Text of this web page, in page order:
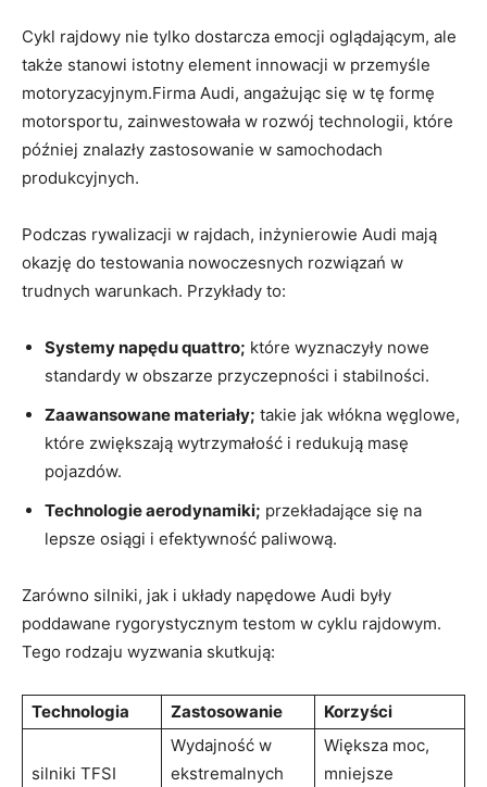
Cykl rajdowy nie tylko dostarcza emocji oglądającym, ale
także stanowi istotny element innowacji w przemyśle
motoryzacyjnym.Firma Audi, angażując się w tę formę
motorsportu, zainwestowała w rozwój technologii, które
później znalazły zastosowanie w samochodach
produkcyjnych.
Podczas rywalizacji w rajdach, inżynierowie Audi mają
okazję do testowania nowoczesnych rozwiązań w
trudnych warunkach. Przykłady to:
Systemy napędu quattro; które wyznaczyły nowe
standardy w obszarze przyczepności i stabilności.
Zaawansowane materiały; takie jak włókna węglowe,
które zwiększają wytrzymałość i redukują masę
pojazdów.
Technologie aerodynamiki; przekładające się na
lepsze osiągi i efektywność paliwową.
Zarówno silniki, jak i układy napędowe Audi były
poddawane rygorystycznym testom w cyklu rajdowym.
Tego rodzaju wyzwania skutkują:
Technologia Zastosowanie Korzyści
silniki TFSI
Wydajność w
ekstremalnych
Większa moc,
mniejsze